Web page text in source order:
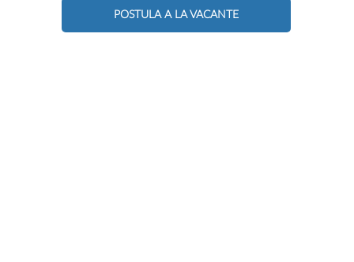
POSTULA A LA VACANTE